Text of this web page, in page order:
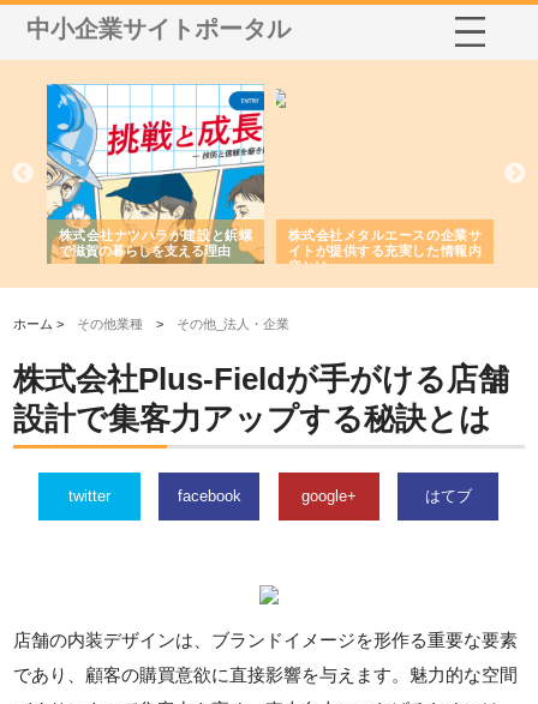
中小企業サイトポータル
株式会社ナツハラが建設と鋲螺
で滋賀の暮らしを支える理由
株式会社メタルエースの企業サ
イトが提供する充実した情報内
容とは
ホーム > その他業種 > その他_法人・企業
株式会社Plus-Fieldが手がける店舗
設計で集客力アップする秘訣とは
twitter facebook google+ はてブ
店舗の内装デザインは、ブランドイメージを形作る重要な要素
であり、顧客の購買意欲に直接影響を与えます。魅力的な空間